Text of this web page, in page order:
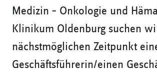
Medizin – Onkologie und
Klinikum Oldenburg suchen
nächstmöglichen Zeitpunkt
Geschäftsführerin/einen